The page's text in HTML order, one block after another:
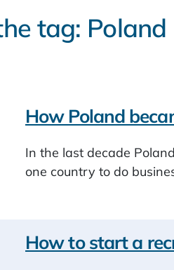
tag: Poland
How Poland
In the last decade
one country to do
How to start a